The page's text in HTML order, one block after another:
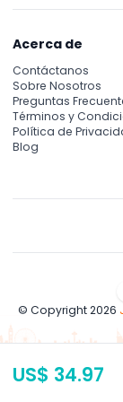
US$ 34.97
Acerca de
Contáctanos
Sobre Nosotros
Preguntas
Términos y
Política de
Blog
© Copyright 2026